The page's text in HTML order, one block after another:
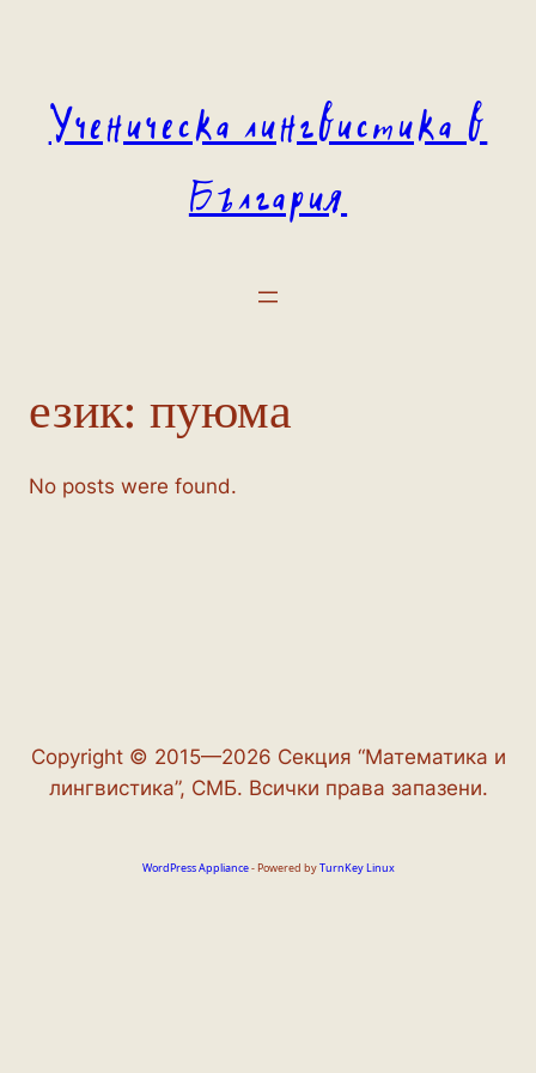
Ученическа лингвистика в
България
език: пуюма
No posts were found.
Copyright © 2015—2026 Секция “Математика и
лингвистика”, СМБ. Всички права запазени.
WordPress Appliance- Powered byTurnKey Linux